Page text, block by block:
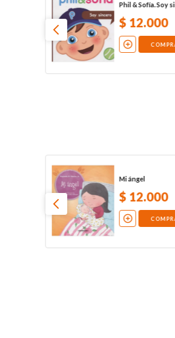
Phil & Sofía. Soy
$ 12.000
Mi ángel
$ 12.000